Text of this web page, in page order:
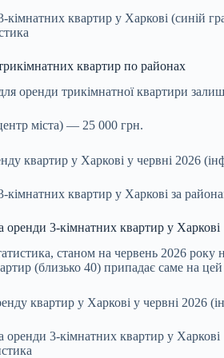
кімнатних квартир у Харкові (синій
квартир по районах
оренди трикімнатної квартири
міста) — 25 000 грн.
кімнатних квартир у Харкові за
3-кімнатних квартир у Харкові
станом на червень 2026 року
(близько 40) припадає саме на
3-кімнатних квартир у Харкові